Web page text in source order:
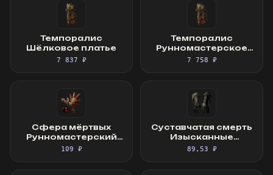
Темпоралис
Шёлковое платье
7 837 ₽
Темпоралис
Рунномастерское
Шёлковое платье
7 758 ₽
Сфера мёртвых
Рунномастерский
Священный фокус
109 ₽
Суставчатая смерть
Изысканные
перчатки
89,53 ₽